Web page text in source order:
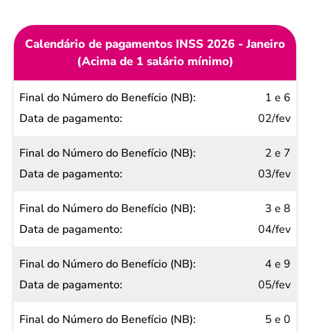
Calendário de pagamentos INSS 2026 - Janeiro
(Acima de 1 salário mínimo)
Final do
Número
Benefício
(NB)
Data de
pagamento
1 e 6
02/fev
2 e 7
03/fev
3 e 8
04/fev
4 e 9
05/fev
5 e 0